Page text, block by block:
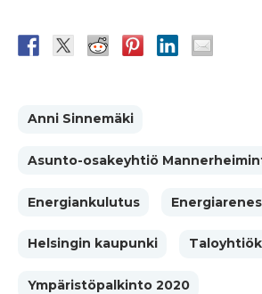
Anni Sinnemäki
Asunto-osakeyhtiö
Energiankulutus
Helsingin kaupunki
Ympäristöpalkinto 2020